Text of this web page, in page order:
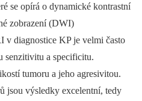
se opírá o dynamické kontrastní
zobrazení (DWI)
diagnostice KP je velmi často
senzitivitu a specificitu.
tumoru a jeho agresivitou.
jsou výsledky excelentní, tedy